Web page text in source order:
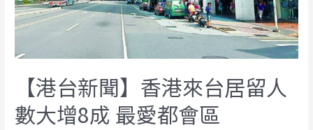
【港台新聞】香港來台居留人
數大增8成 最愛都會區